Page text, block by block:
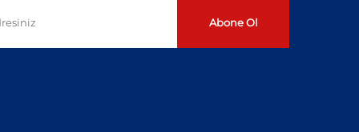
Abone Ol